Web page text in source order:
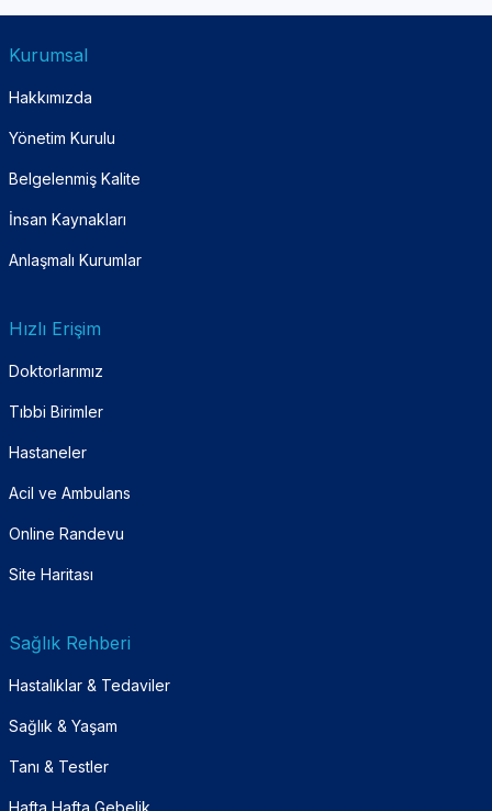
Kurumsal
Hakkımızda
Yönetim Kurulu
Belgelenmiş Kalite
İnsan Kaynakları
Anlaşmalı Kurumlar
Hızlı Erişim
Doktorlarımız
Tıbbi Birimler
Hastaneler
Acil ve Ambulans
Online Randevu
Site Haritası
Sağlık Rehberi
Hastalıklar & Tedaviler
Sağlık & Yaşam
Tanı & Testler
Hafta Hafta Gebelik